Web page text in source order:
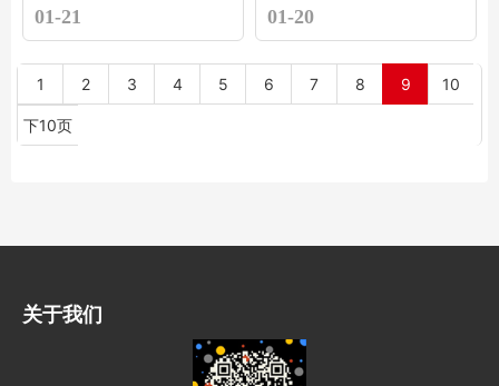
01-21 01-20
1 2 3 4 5 6 7 8 9 10
下10页
关于我们